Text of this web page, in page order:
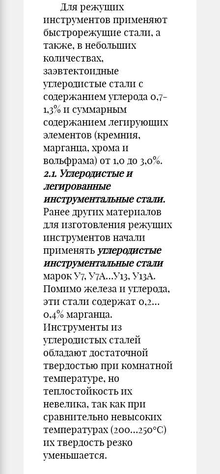
Для режущих
инструментов применяют
быстрорежущие стали, а
также, в небольших
количествах,
заэвтектоидные
углеродистые стали с
содержанием углерода 0,7-
1,3% и суммарным
содержанием легирующих
элементов (кремния,
марганца, хрома и
вольфрама) от 1,0 до 3,0%.
2.1. Углеродистые и
легированные
инструментальные стали.
Ранее других материалов
для изготовления режущих
инструментов начали
применять углеродистые
инструментальные стали
марок У7, У7А…У13, У13А.
Помимо железа и углерода,
эти стали содержат 0,2…
0,4% марганца.
Инструменты из
углеродистых сталей
обладают достаточной
твердостью при комнатной
температуре, но
теплостойкость их
невелика, так как при
сравнительно невысоких
температурах (200…250°С)
их твердость резко
уменьшается.